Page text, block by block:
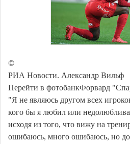
©
РИА Новости. Александр Вильф
Перейти в фотобанкФорвард
"Я не являюсь другом всех
кого бы я любил или
исходя из того, что вижу на
ошибаюсь, много ошибаюсь, но